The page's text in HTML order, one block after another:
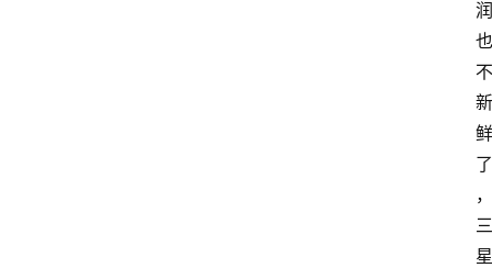
润
也
不
新
鲜
了
，
三
星